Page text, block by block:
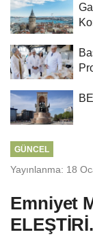
GÜNCEL
Yayınlanma: 18
Emniyet